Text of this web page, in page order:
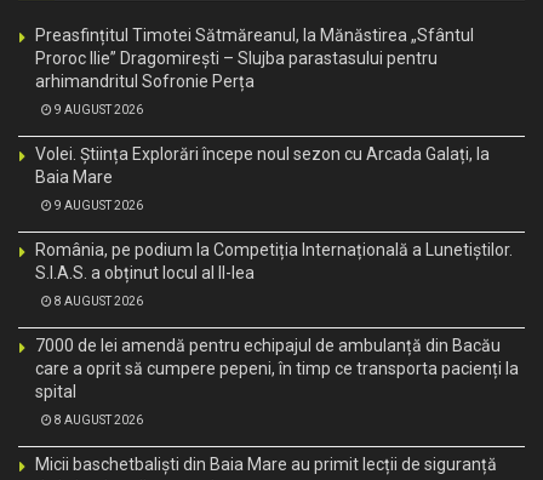
Preasfințitul Timotei Sătmăreanul, la Mănăstirea „Sfântul
Proroc Ilie” Dragomirești – Slujba parastasului pentru
arhimandritul Sofronie Perța
9 AUGUST 2026
Volei. Știința Explorări începe noul sezon cu Arcada Galați, la
Baia Mare
9 AUGUST 2026
România, pe podium la Competiția Internațională a Lunetiștilor.
S.I.A.S. a obținut locul al II-lea
8 AUGUST 2026
7000 de lei amendă pentru echipajul de ambulanță din Bacău
care a oprit să cumpere pepeni, în timp ce transporta pacienți la
spital
8 AUGUST 2026
Micii baschetbaliști din Baia Mare au primit lecții de siguranță